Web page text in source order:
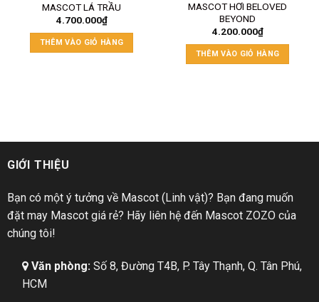
MASCOT LÁ TRẦU
4.700.000₫
THÊM VÀO GIỎ HÀNG
MASCOT HƠI BELOVED
BEYOND
4.200.000₫
THÊM VÀO GIỎ HÀNG
GIỚI THIỆU
Bạn có một ý tưởng về Mascot (Linh vật)? Bạn đang muốn
đặt may Mascot giá rẻ? Hãy liên hệ đến Mascot ZOZO của
chúng tôi!
Văn phòng: Số 8, Đường T4B, P. Tây Thạnh, Q. Tân Phú,
HCM